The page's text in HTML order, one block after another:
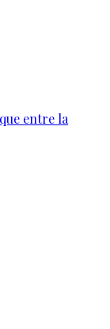
entre la